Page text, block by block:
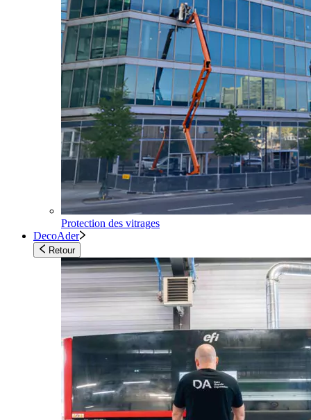
Protection des vitrages
DecoAder
Retour